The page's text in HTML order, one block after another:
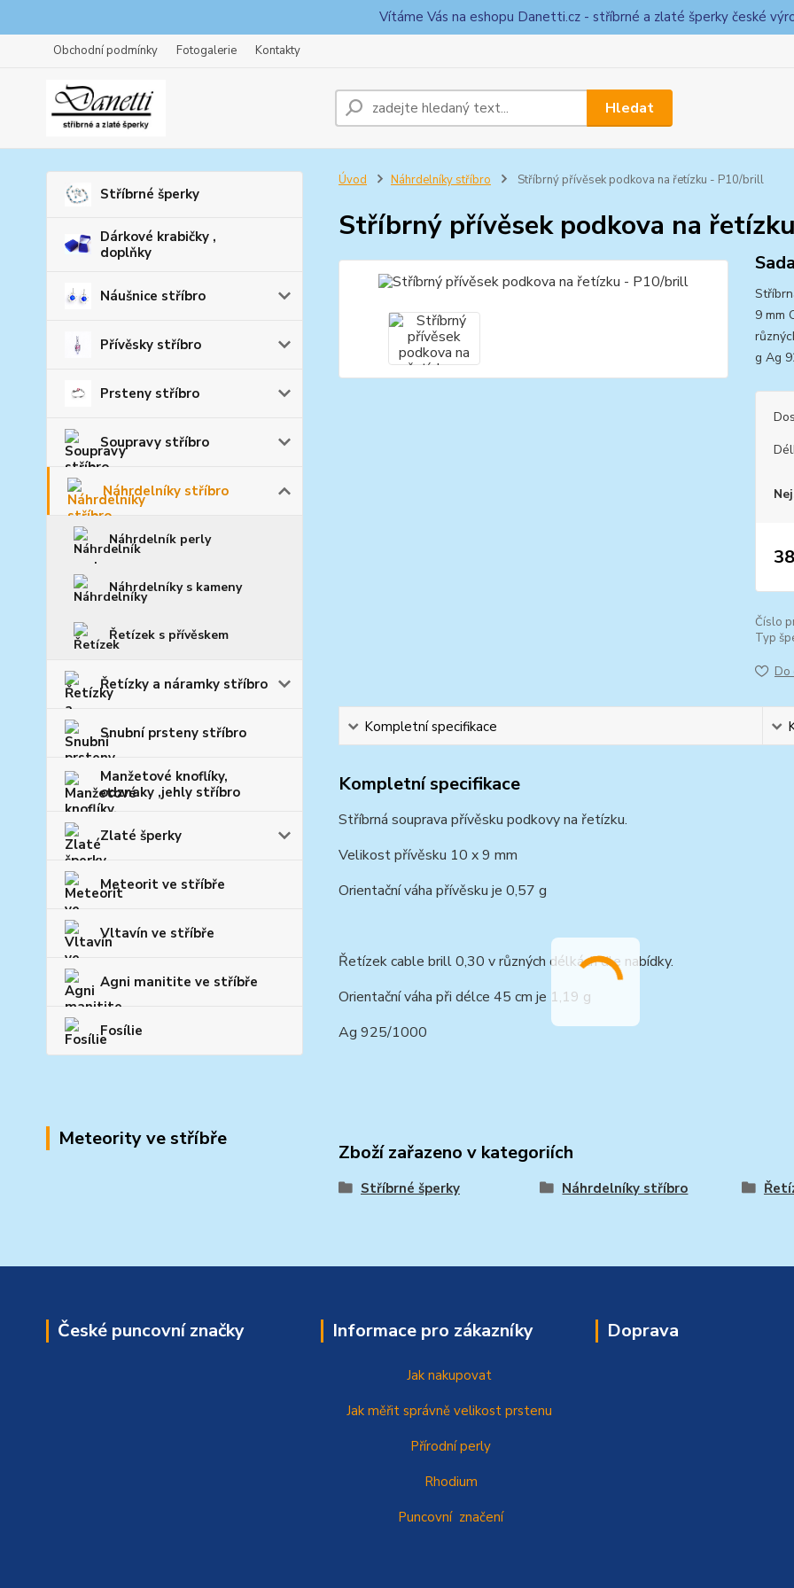
Vítáme Vás na eshopu Danetti.cz - stříbrné a zlaté šperky české
Obchodní podmínky Fotogalerie Kontakty
Hledat
Stříbrné šperky
Dárkové krabičky ,
doplňky
Náušnice stříbro
Přívěsky stříbro
Prsteny stříbro
Soupravy stříbro
Náhrdelníky stříbro
Náhrdelník perly
Náhrdelníky s kameny
Řetízek s přívěskem
Řetízky a náramky stříbro
Snubní prsteny stříbro
Manžetové knoflíky,
odznaky ,jehly stříbro
Zlaté šperky
Meteorit ve stříbře
Vltavín ve stříbře
Agni manitite ve stříbře
Fosílie
Meteority ve stříbře
Úvod Náhrdelníky stříbro Stříbrný přívěsek podkova na řetízku - P10/brill
Stříbrný přívěsek podkova na
9 mm
g Ag
Číslo
Typ
Do
Kompletní specifikace
Kompletní specifikace
Stříbrná souprava přívěsku podkovy na řetízku.
Velikost přívěsku 10 x 9 mm
Orientační váha přívěsku je 0,57 g
Řetízek cable brill 0,30 v různých délkách dle nabídky.
Orientační váha při délce 45 cm je 1,19 g
Ag 925/1000
Zboží zařazeno v kategoriích
Stříbrné šperky Náhrdelníky stříbro
České puncovní značky Informace pro zákazníky
Jak nakupovat
Jak měřit správněvelikost prstenu
Přírodní perly
Rhodium
Puncovní značení
Doprava